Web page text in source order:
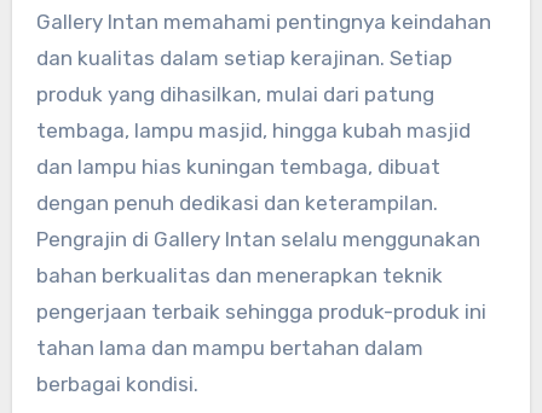
Gallery Intan memahami pentingnya keindahan
dan kualitas dalam setiap kerajinan. Setiap
produk yang dihasilkan, mulai dari patung
tembaga, lampu masjid, hingga kubah masjid
dan lampu hias kuningan tembaga, dibuat
dengan penuh dedikasi dan keterampilan.
Pengrajin di Gallery Intan selalu menggunakan
bahan berkualitas dan menerapkan teknik
pengerjaan terbaik sehingga produk-produk ini
tahan lama dan mampu bertahan dalam
berbagai kondisi.